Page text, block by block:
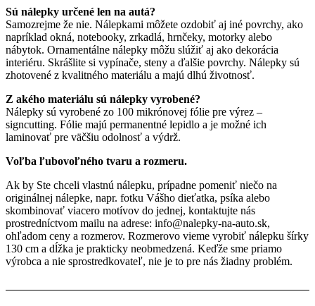
Sú nálepky určené len na autá?
Samozrejme že nie. Nálepkami môžete ozdobiť aj iné povrchy, ako
napríklad okná, notebooky, zrkadlá, hrnčeky, motorky alebo
nábytok. Ornamentálne nálepky môžu slúžiť aj ako dekorácia
interiéru. Skrášlite si vypínače, steny a ďalšie povrchy. Nálepky sú
zhotovené z kvalitného materiálu a majú dlhú životnosť.
Z akého materiálu sú nálepky vyrobené?
Nálepky sú vyrobené zo 100 mikrónovej fólie pre výrez –
signcutting. Fólie majú permanentné lepidlo a je možné ich
laminovať pre väčšiu odolnosť a výdrž.
Voľba ľubovoľného tvaru a rozmeru.
Ak by Ste chceli vlastnú nálepku, prípadne pomeniť niečo na
originálnej nálepke, napr. fotku Vášho dieťatka, psíka alebo
skombinovať viacero motívov do jednej, kontaktujte nás
prostredníctvom mailu na adrese: info@nalepky-na-auto.sk,
ohľadom ceny a rozmerov. Rozmerovo vieme vyrobiť nálepku šírky
130 cm a dĺžka je prakticky neobmedzená. Keďže sme priamo
výrobca a nie sprostredkovateľ, nie je to pre nás žiadny problém.